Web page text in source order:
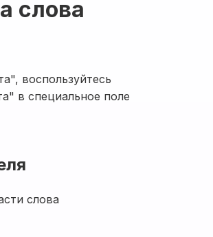
слова
воспользуйтесь
в специальное поле
слова